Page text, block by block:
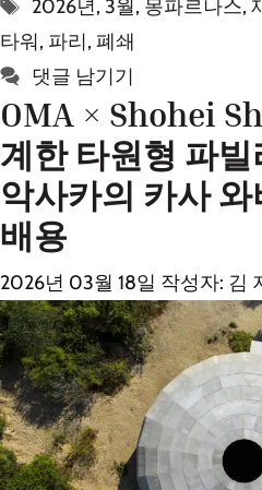
고
리
그
2026년, 3월, 몽파르나스,
타워, 파리, 폐쇄
댓글 남기기
OMA × Shohei
계한 타원형 파
악사카의 카사
배용
2026년 03월 18일 작성자: 김